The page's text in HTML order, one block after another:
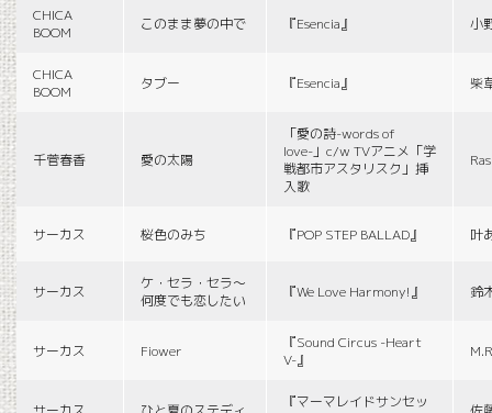
CHICA
BOOM
このまま夢の中で 『Esencia』 小
CHICA
BOOM
タブー 『Esencia』 柴
千菅春香 愛の太陽
「愛の詩-words of
love-」c/w TVアニメ「学
戦都市アスタリスク」挿
入歌
サーカス 桜色のみち 『POP STEP BALLAD』 叶
サーカス
ケ・セラ・セラ〜
何度でも恋したい
『We Love Harmony!』 鈴
サーカス Fiower
『Sound Circus -Heart
V-』
『マーマレイドサンセッ